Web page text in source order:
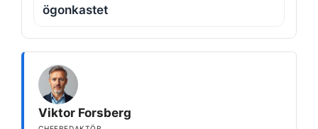
ögonkastet
Viktor Forsberg